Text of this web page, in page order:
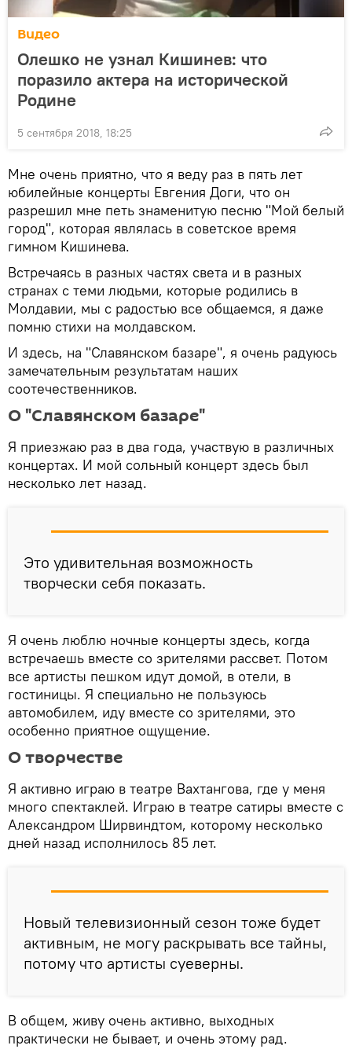
Видео
Олешко не узнал Кишинев: что
поразило актера на исторической
Родине
5 сентября 2018, 18:25
Мне очень приятно, что я веду раз в пять лет
юбилейные концерты Евгения Доги, что он
разрешил мне петь знаменитую песню "Мой белый
город", которая являлась в советское время
гимном Кишинева.
Встречаясь в разных частях света и в разных
странах с теми людьми, которые родились в
Молдавии, мы с радостью все общаемся, я даже
помню стихи на молдавском.
И здесь, на "Славянском базаре", я очень радуюсь
замечательным результатам наших
соотечественников.
О "Славянском базаре"
Я приезжаю раз в два года, участвую в различных
концертах. И мой сольный концерт здесь был
несколько лет назад.
Это удивительная возможность
творчески себя показать.
Я очень люблю ночные концерты здесь, когда
встречаешь вместе со зрителями рассвет. Потом
все артисты пешком идут домой, в отели, в
гостиницы. Я специально не пользуюсь
автомобилем, иду вместе со зрителями, это
особенно приятное ощущение.
О творчестве
Я активно играю в театре Вахтангова, где у меня
много спектаклей. Играю в театре сатиры вместе с
Александром Ширвиндтом, которому несколько
дней назад исполнилось 85 лет.
Новый телевизионный сезон тоже будет
активным, не могу раскрывать все тайны,
потому что артисты суеверны.
В общем, живу очень активно, выходных
практически не бывает, и очень этому рад.